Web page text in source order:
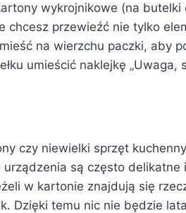
wykrojnikowe (na
chcesz przewieźć nie tylko
na wierzchu paczki, aby
umieścić naklejkę „Uwaga,
czy niewielki sprzęt
są często
w kartonie znajdują się
Dzięki temu nic nie będzie